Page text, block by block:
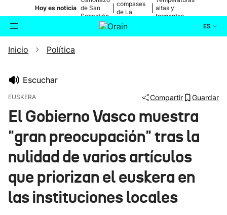
Hoy es noticia de San
Sebastián
compases
de La
altas y
tormentas
ES
Buscador
Ikusmiran
Eguraldia
Inicio Política
Escuchar
EUSKERA Compartir Guardar
El Gobierno Vasco muestra
"gran preocupación" tras la
nulidad de varios artículos
que priorizan el euskera en
las instituciones locales